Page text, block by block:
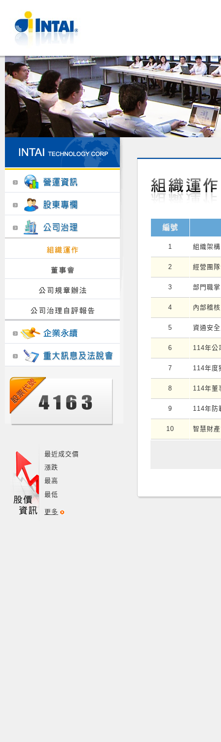
最近成交價
漲跌
最高
最低
更多
編號
1 組織架構
2 經營團
3 部門職掌
4 內部稽
5 資通安
6 114年公
7 114年度
8 114年董
9 114年防
10 智慧財